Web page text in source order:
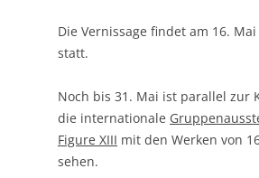
Die Vernissage findet am 16.
statt.
Noch bis 31. Mai ist parallel zur
die internationale
Figure XIII mit den Werken von
sehen.